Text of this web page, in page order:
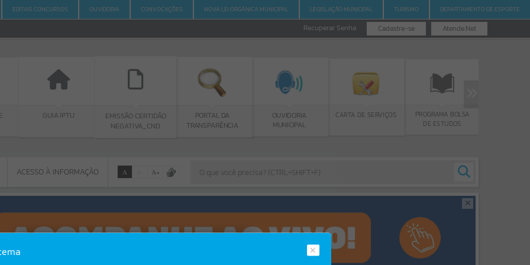
EDITAIS CONCURSOS OUVIDORIA CONVOCAÇÕES NOVA LEI ORGÂNICA MUNICIPAL LEGISLAÇÃO MUNICIPAL TURISMO DEPARTAMENTO DE ESPORTE
Atende.Net
Cadastre-se
Recuperar Senha
GUIA IPTU
EMISSÃO CERTIDÃO
NEGATIVA_CND
PORTAL DA
TRANSPARÊNCIA
OUVIDORIA
MUNICIPAL
CARTA DE SERVIÇOS
PROGRAMA BOLSA
DE ESTUDOS
ACESSO À INFORMAÇÃO A A+